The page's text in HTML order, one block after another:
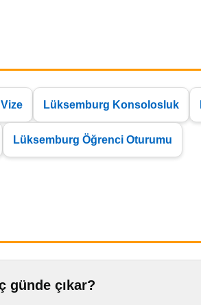
Lüksemburg Konsolosluk
Lüksemburg Öğrenci Oturumu
günde çıkar?